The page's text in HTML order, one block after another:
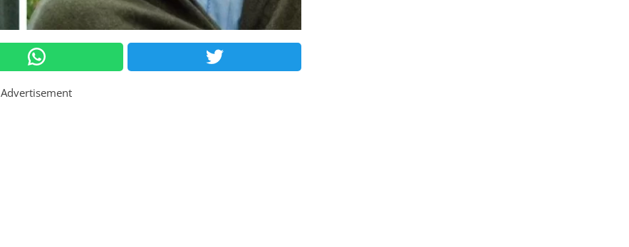
Advertisement